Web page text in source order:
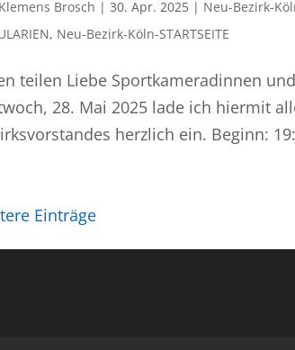
Klemens Brosch | 30. Apr. 2025 | Neu-Bezirk-
, Neu-Bezirk-Köln-STARTSEITE
teilen Liebe Sportkameradinnen
28. Mai 2025 lade ich hiermit
herzlich ein. Beginn:
Einträge